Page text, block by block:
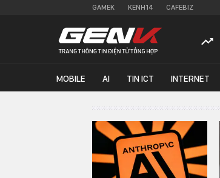
GAMEK KENH14 CAFEBIZ
MOBILE AI TIN ICT INTERNET